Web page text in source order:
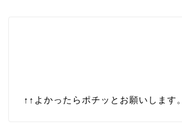
↑↑ よかったらポチッとお願いします。